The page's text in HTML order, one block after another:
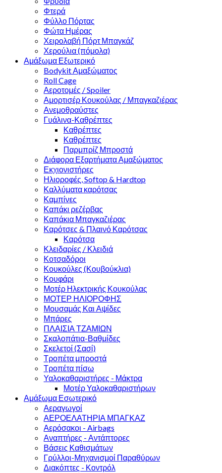
Φτερά
Φύλλο Πόρτας
Φώτα Ημέρας
Χειρολαβή Πόρτ Μπαγκάζ
Χερούλια (πόμολα)
Αμάξωμα Εξωτερικό
Bodykit Αμαξώματος
Roll Cage
Αεροτομές / Spoiler
Αμορτισέρ Κουκούλας / Μπαγκαζιέρας
Ανεμοθραύστες
Γυάλινα-Καθρέπτες
Καθρέπτες
Καθρέπτες
Παρμπρίζ Μπροστά
Διάφορα Εξαρτήματα Αμαξώματος
Εκχιονιστήρες
Ηλιοροφές, Softop & Hardtop
Καλλύματα καρότσας
Καμπίνες
Καπάκι ρεζέρβας
Καπάκια Μπαγκαζιέρας
Καρότσες & Πλαινό Καρότσας
Καρότσα
Κλειδαρίες / Κλειδιά
Κοτσαδόροι
Κουκούλες (Κουβούκλια)
Κουφάρι
Μοτέρ Ηλεκτρικής Κουκούλας
ΜΟΤΕΡ ΗΛΙΟΡΟΦΗΣ
Μουσαμάς Και Αψίδες
Μπάρες
ΠΛΑΙΣΙΑ ΤΖΑΜΙΩΝ
Σκαλοπάτια-Βαθμίδες
Σκελετοί (Σασί)
Τροπέτα μπροστά
Τροπέτα πίσω
Υαλοκαθαριστήρες - Μάκτρα
Μοτέρ Υαλοκαθαριστήρων
Αμάξωμα Εσωτερικό
Αεραγωγοί
ΑΕΡΟΕΛΑΤΗΡΙΑ ΜΠΑΓΚΑΖ
Αερόσακοι - Airbags
Αναπτήρες - Αντάπτορες
Βάσεις Καθισμάτων
Γρύλλοι-Μηχανισμοί Παραθύρων
Διακόπτες - Κοντρόλ